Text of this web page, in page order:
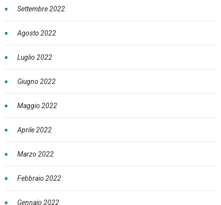
Settembre 2022
Agosto 2022
Luglio 2022
Giugno 2022
Maggio 2022
Aprile 2022
Marzo 2022
Febbraio 2022
Gennaio 2022